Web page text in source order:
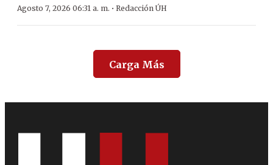
Agosto 7, 2026 06:31 a. m. · Redacción ÚH
Carga Más